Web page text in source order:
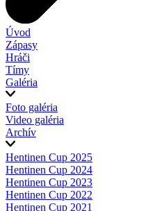
Úvod
Zápasy
Hráči
Tímy
Galéria
Foto galéria
Video galéria
Archív
Hentinen Cup 2025
Hentinen Cup 2024
Hentinen Cup 2023
Hentinen Cup 2022
Hentinen Cup 2021